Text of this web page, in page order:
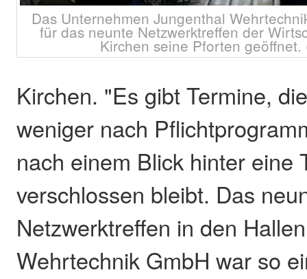
Das Unternehmen Jungenthal
für das neunte Netzwerktreffen der
Kirchen seine Pforten
Kirchen. "Es gibt Termine,
weniger nach
nach einem Blick hinter eine
verschlossen bleibt. Das
Netzwerktreffen in den
Wehrtechnik GmbH war so